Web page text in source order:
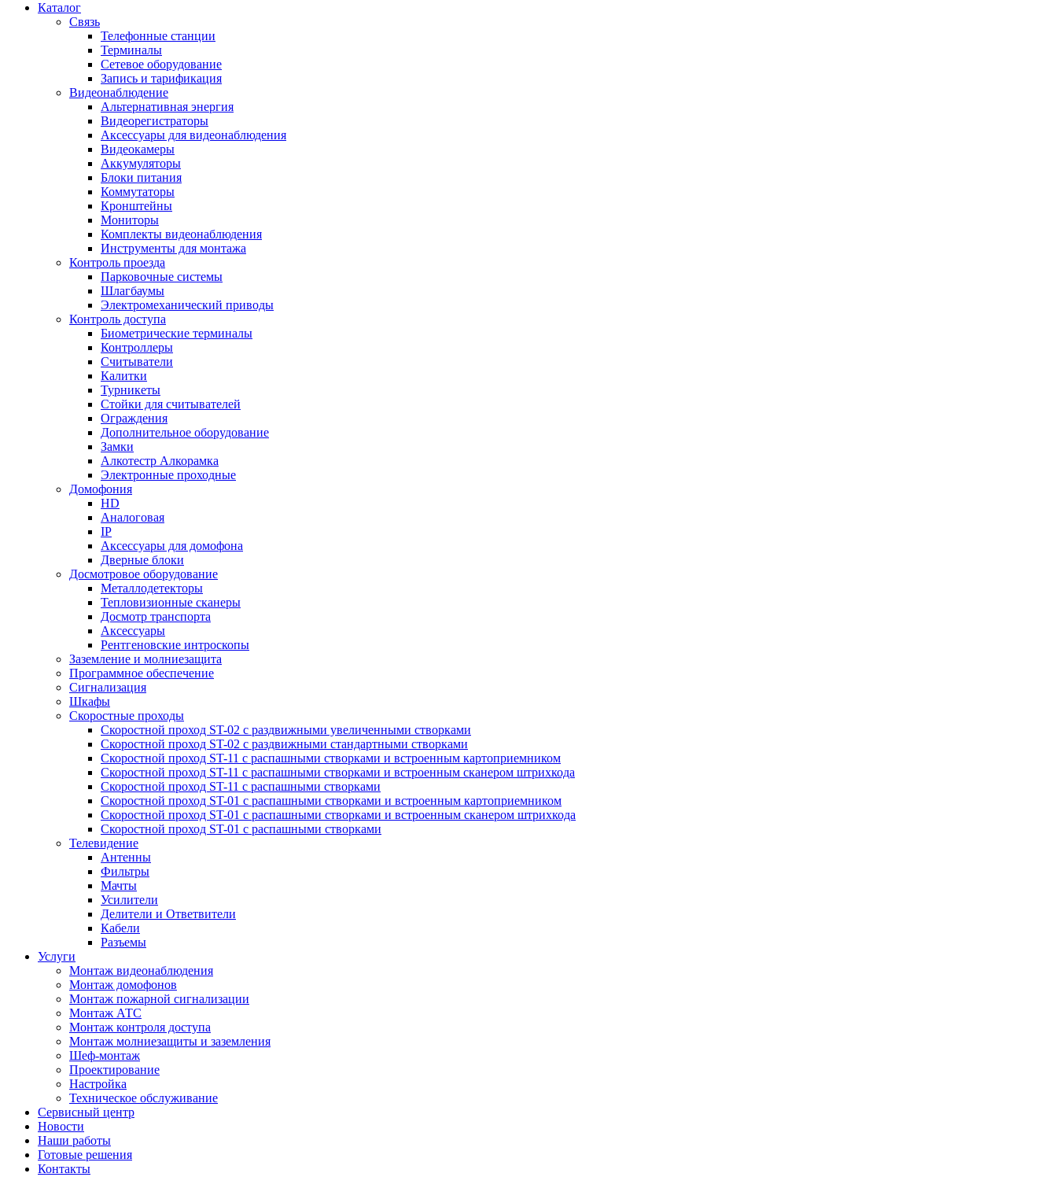
Каталог
Связь
Телефонные станции
Терминалы
Сетевое оборудование
Запись и тарификация
Видеонаблюдение
Альтернативная энергия
Видеорегистраторы
Аксессуары для видеонаблюдения
Видеокамеры
Аккумуляторы
Блоки питания
Коммутаторы
Кронштейны
Мониторы
Комплекты видеонаблюдения
Инструменты для монтажа
Контроль проезда
Парковочные системы
Шлагбаумы
Электромеханический приводы
Контроль доступа
Биометрические терминалы
Контроллеры
Считыватели
Калитки
Турникеты
Стойки для считывателей
Ограждения
Дополнительное оборудование
Замки
Алкотестр Алкорамка
Электронные проходные
Домофония
HD
Аналоговая
IP
Аксессуары для домофона
Дверные блоки
Досмотровое оборудование
Металлодетекторы
Тепловизионные сканеры
Досмотр транспорта
Аксессуары
Рентгеновские интроскопы
Заземление и молниезащита
Программное обеспечение
Сигнализация
Шкафы
Скоростные проходы
Скоростной проход ST-02 с раздвижными увеличенными створками
Скоростной проход ST-02 с раздвижными стандартными створками
Скоростной проход ST-11 с распашными створками и встроенным картоприемником
Скоростной проход ST-11 с распашными створками и встроенным сканером штрихкода
Скоростной проход ST-11 с распашными створками
Скоростной проход ST-01 с распашными створками и встроенным картоприемником
Скоростной проход ST-01 с распашными створками и встроенным сканером штрихкода
Скоростной проход ST-01 с распашными створками
Телевидение
Антенны
Фильтры
Мачты
Усилители
Делители и Ответвители
Кабели
Разъемы
Услуги
Монтаж видеонаблюдения
Монтаж домофонов
Монтаж пожарной сигнализации
Монтаж АТС
Монтаж контроля доступа
Монтаж молниезащиты и заземления
Шеф-монтаж
Проектирование
Настройка
Техническое обслуживание
Сервисный центр
Новости
Наши работы
Готовые решения
Контакты